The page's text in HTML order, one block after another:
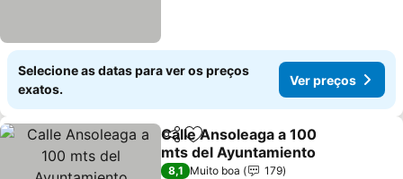
Selecione as datas para ver os preços
exatos.
Ver preços
PartilharAdicionar aos favoritos
Calle Ansoleaga a 100
mts del Ayuntamiento
8,1 Muito boa
179